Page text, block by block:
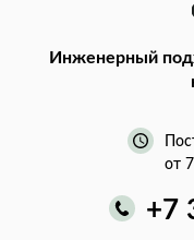
Инженерный
от
+7